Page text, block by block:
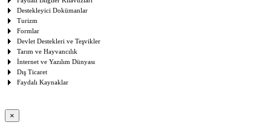
Destekleyici Dokümanlar
Turizm
Formlar
Devlet Destekleri ve Teşvikler
Tarım ve Hayvancılık
İnternet ve Yazılım Dünyası
Dış Ticaret
Faydalı Kaynaklar
×